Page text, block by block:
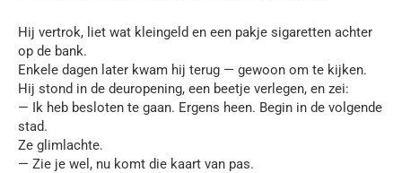
Hij vertrok, liet wat kleingeld en een pakje sigaretten achter
op de bank.
Enkele dagen later kwam hij terug — gewoon om te kijken.
Hij stond in de deuropening, een beetje verlegen, en zei:
— Ik heb besloten te gaan. Ergens heen. Begin in de volgende
stad.
Ze glimlachte.
— Zie je wel, nu komt die kaart van pas.